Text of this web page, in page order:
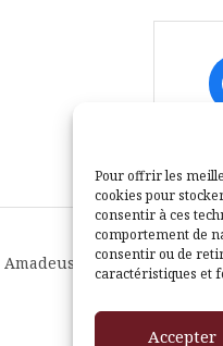
Pour offrir les
cookies pour
consentir à ces
comportement de
consentir ou de
caractéristiques et
Accepter
Amadeus par Themeisle